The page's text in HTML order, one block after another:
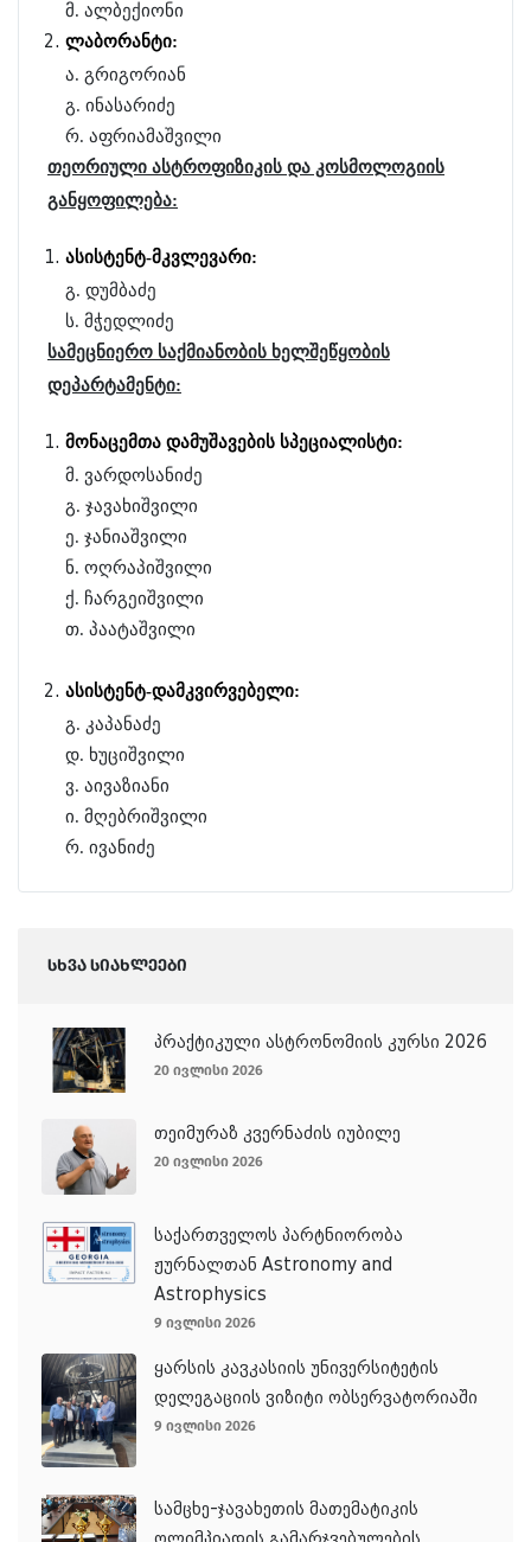
მ. ალბექიონი
ლაბორანტი:
ა. გრიგორიან
გ. ინასარიძე
რ. აფრიამაშვილი
თეორიული ასტროფიზიკის და კოსმოლოგიის
განყოფილება:
ასისტენტ-მკვლევარი:
გ. დუმბაძე
ს. მჭედლიძე
სამეცნიერო საქმიანობის ხელშეწყობის
დეპარტამენტი:
მონაცემთა დამუშავების სპეციალისტი:
მ. ვარდოსანიძე
გ. ჯავახიშვილი
ე. ჯანიაშვილი
ნ. ოღრაპიშვილი
ქ. ჩარგეიშვილი
თ. პაატაშვილი
ასისტენტ-დამკვირვებელი:
გ. კაპანაძე
დ. ხუციშვილი
ვ. აივაზიანი
ი. მღებრიშვილი
რ. ივანიძე
სხვა სიახლეები
პრაქტიკული ასტრონომიის კურსი 2026
20 ივლისი 2026
თეიმურაზ კვერნაძის იუბილე
20 ივლისი 2026
საქართველოს პარტნიორობა
ჟურნალთან Astronomy and
Astrophysics
9 ივლისი 2026
ყარსის კავკასიის უნივერსიტეტის
დელეგაციის ვიზიტი ობსერვატორიაში
9 ივლისი 2026
სამცხე-ჯავახეთის მათემატიკის